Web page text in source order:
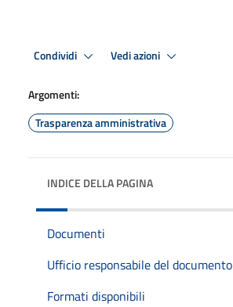
Condividi Vedi azioni
Argomenti:
Trasparenza amministrativa
INDICE DELLA PAGINA
Documenti
Ufficio responsabile del documento
Formati disponibili